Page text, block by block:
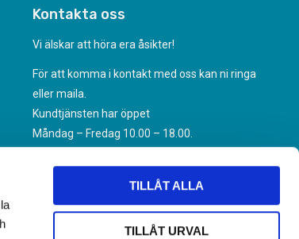
TILLÅT ALLA
TILLÅT URVAL
Kontakta oss
Vi älskar att höra era åsikter!
För att komma i kontakt med oss kan ni ringa
eller maila.
Kundtjänsten har öppet
Måndag – Fredag 10.00 – 18.00.
070-494 31 35
Kundtjanst@nikoteket.se